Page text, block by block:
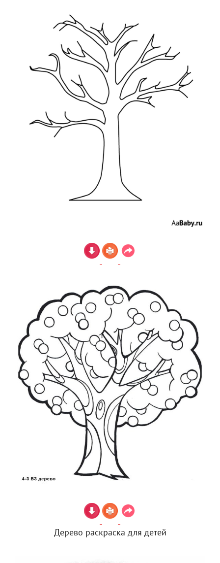
Дерево раскраска для детей